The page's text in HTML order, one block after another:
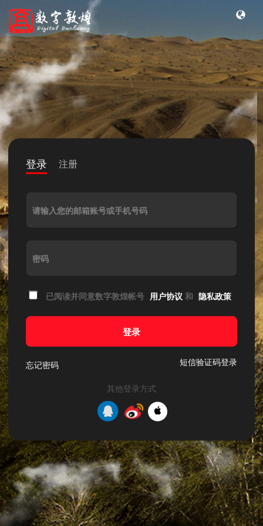
登录 注册
请输入您的邮箱账号或手机号码
密码
已阅读并同意数字敦煌帐号 用户协议 和 隐私政策
登录
忘记密码 短信验证码登录
其他登录方式